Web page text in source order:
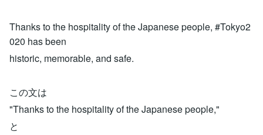
Thanks to the hospitality of the Japanese people, #Tokyo2
020 has been
historic, memorable, and safe.
この文は
"Thanks to the hospitality of the Japanese people,"
と